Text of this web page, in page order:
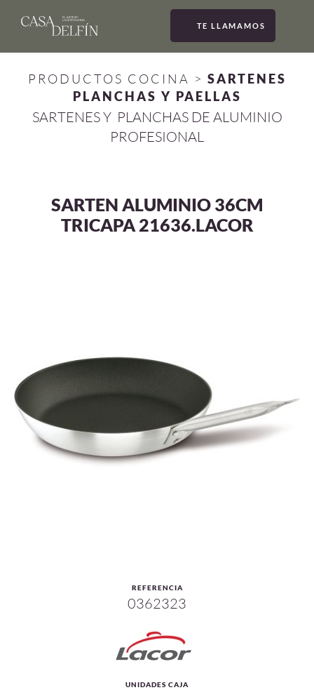
TE LLAMAMOS
PRODUCTOS COCINA > SARTENES
PLANCHAS Y PAELLAS
SARTENES Y PLANCHAS DE ALUMINIO
PROFESIONAL
SARTEN ALUMINIO 36CM
TRICAPA 21636.LACOR
REFERENCIA
0362323
UNIDADES CAJA